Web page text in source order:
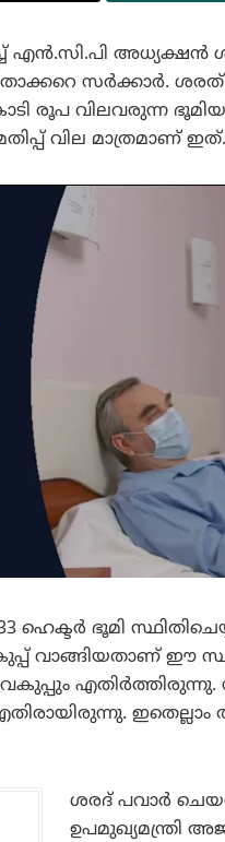
അധ്യക്ഷന്‍
സര്‍ക്കാര്‍.
രൂപ വിലവരുന്ന
വില മാത്രമാണ് ഇത്.
ഹെക്ടര്‍ ഭൂമി
വാങ്ങിയതാണ് ഈ
എതിര്‍ത്തിരുന്നു.
ശരദ് പവാര്‍
ഉപമുഖ്യമന്ത്രി